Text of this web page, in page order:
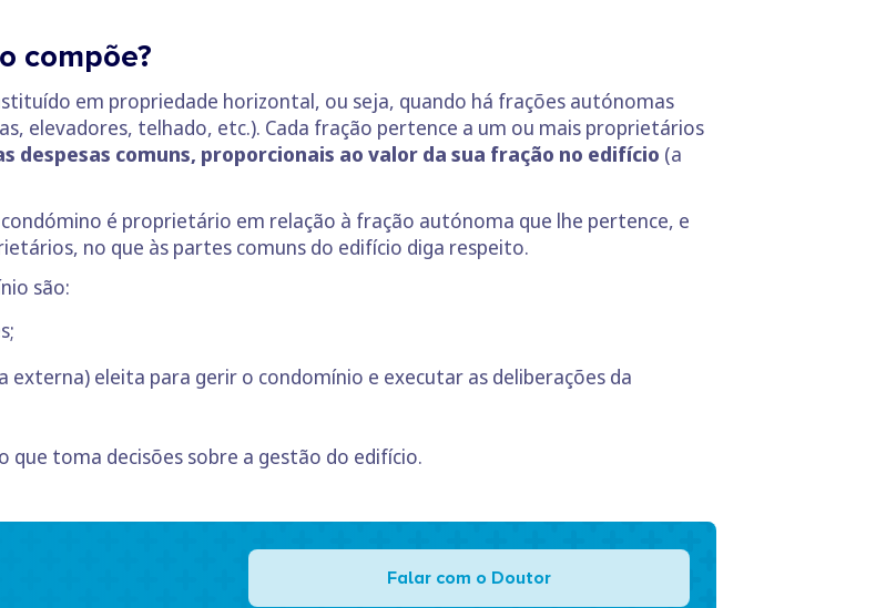
compõe?
em propriedade horizontal, ou seja, quando há frações autónomas
elevadores, telhado, etc.). Cada fração pertence a um ou mais proprietários
despesas comuns, proporcionais ao valor da sua fração no edifício (a
é proprietário em relação à fração autónoma que lhe pertence, e
no que às partes comuns do edifício diga respeito.
são:
externa) eleita para gerir o condomínio e executar as deliberações da
que toma decisões sobre a gestão do edifício.
Falar com o Doutor